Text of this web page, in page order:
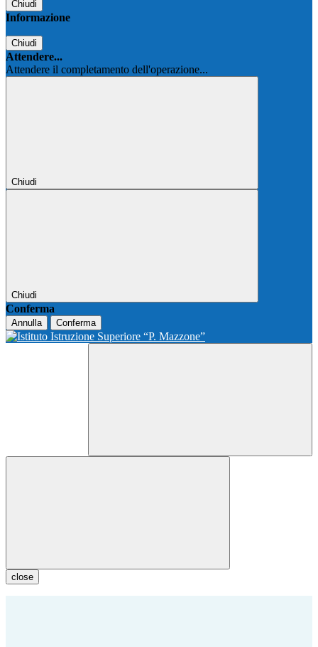
Chiudi
Informazione
Chiudi
Attendere...
Attendere il completamento dell'operazione...
Chiudi
Chiudi
Conferma
Annulla Conferma
close